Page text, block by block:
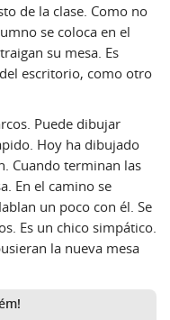
de la clase. Como no
se coloca en el
su mesa. Es
escritorio, como otro
Puede dibujar
Hoy ha dibujado
Cuando terminan las
En el camino se
un poco con él. Se
Es un chico simpático.
la nueva mesa